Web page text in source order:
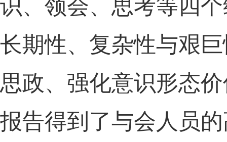
识、领会、思考等四
长期性、复杂性与艰
思政、强化意识形态
报告得到了与会人员